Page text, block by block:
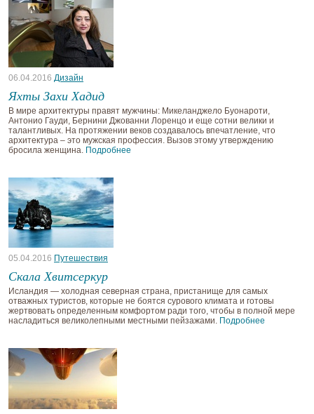
06.04.2016 Дизайн
Яхты Захи Хадид
В мире архитектуры правят мужчины: Микеланджело Буонароти,
Антонио Гауди, Бернини Джованни Лоренцо и еще сотни велики и
талантливых. На протяжении веков создавалось впечатление, что
архитектура – это мужская профессия. Вызов этому утверждению
бросила женщина. Подробнее
05.04.2016 Путешествия
Скала Хвитсеркур
Исландия — холодная северная страна, пристанище для самых
отважных туристов, которые не боятся сурового климата и готовы
жертвовать определенным комфортом ради того, чтобы в полной мере
насладиться великолепными местными пейзажами. Подробнее